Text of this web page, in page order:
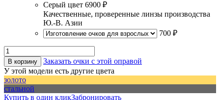
Серый цвет 6900 ₽
Качественные, проверенные линзы производства
Ю.-В. Азии
700 ₽
В корзину
Заказать очки с этой оправой
У этой модели есть другие цвета
золото
стальной
Купить в один кликЗабронировать